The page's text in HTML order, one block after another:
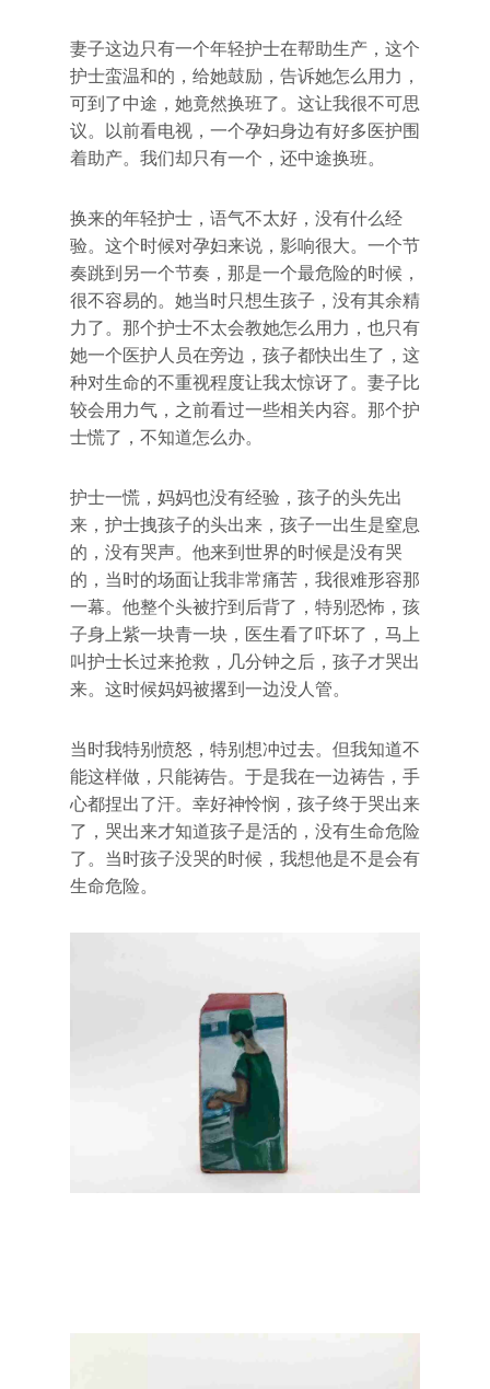
妻子这边只有一个年轻护士在帮助生产，这个
护士蛮温和的，给她鼓励，告诉她怎么用力，
可到了中途，她竟然换班了。这让我很不可思
议。以前看电视，一个孕妇身边有好多医护围
着助产。我们却只有一个，还中途换班。
换来的年轻护士，语气不太好，没有什么经
验。这个时候对孕妇来说，影响很大。一个节
奏跳到另一个节奏，那是一个最危险的时候，
很不容易的。她当时只想生孩子，没有其余精
力了。那个护士不太会教她怎么用力，也只有
她一个医护人员在旁边，孩子都快出生了，这
种对生命的不重视程度让我太惊讶了。妻子比
较会用力气，之前看过一些相关内容。那个护
士慌了，不知道怎么办。
护士一慌，妈妈也没有经验，孩子的头先出
来，护士拽孩子的头出来，孩子一出生是窒息
的，没有哭声。他来到世界的时候是没有哭
的，当时的场面让我非常痛苦，我很难形容那
一幕。他整个头被拧到后背了，特别恐怖，孩
子身上紫一块青一块，医生看了吓坏了，马上
叫护士长过来抢救，几分钟之后，孩子才哭出
来。这时候妈妈被撂到一边没人管。
当时我特别愤怒，特别想冲过去。但我知道不
能这样做，只能祷告。于是我在一边祷告，手
心都捏出了汗。幸好神怜悯，孩子终于哭出来
了，哭出来才知道孩子是活的，没有生命危险
了。当时孩子没哭的时候，我想他是不是会有
生命危险。